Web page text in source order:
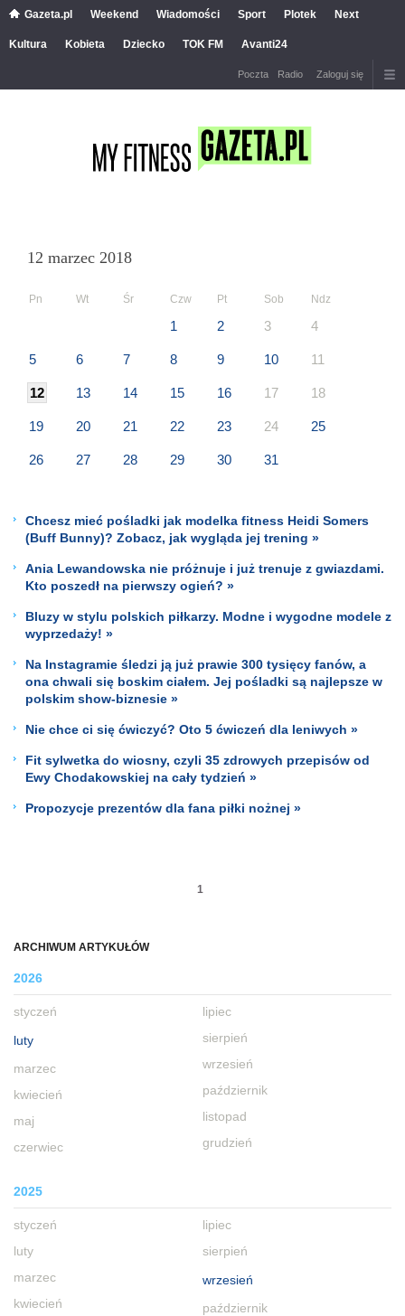
Gazeta.pl Weekend Wiadomości Sport Plotek Next
Kultura Kobieta Dziecko TOK FM Avanti24
Poczta Radio Zaloguj się
ARCHIWUM ARTYKUŁÓW
2026
styczeń
luty
marzec
kwiecień
maj
czerwiec
lipiec
sierpień
wrzesień
październik
listopad
grudzień
2025
styczeń
luty
marzec
kwiecień
lipiec
sierpień
wrzesień
październik
12 marzec 2018
Pn Wt Śr Czw Pt Sob Ndz
1 2 3 4
5 6 7 8 9 10 11
12 13 14 15 16 17 18
19 20 21 22 23 24 25
26 27 28 29 30 31
Chcesz mieć pośladki jak modelka fitness Heidi Somers
(Buff Bunny)? Zobacz, jak wygląda jej trening »
Ania Lewandowska nie próżnuje i już trenuje z gwiazdami.
Kto poszedł na pierwszy ogień? »
Bluzy w stylu polskich piłkarzy. Modne i wygodne modele z
wyprzedaży! »
Na Instagramie śledzi ją już prawie 300 tysięcy fanów, a
ona chwali się boskim ciałem. Jej pośladki są najlepsze w
polskim show-biznesie »
Nie chce ci się ćwiczyć? Oto 5 ćwiczeń dla leniwych »
Fit sylwetka do wiosny, czyli 35 zdrowych przepisów od
Ewy Chodakowskiej na cały tydzień »
Propozycje prezentów dla fana piłki nożnej »
1